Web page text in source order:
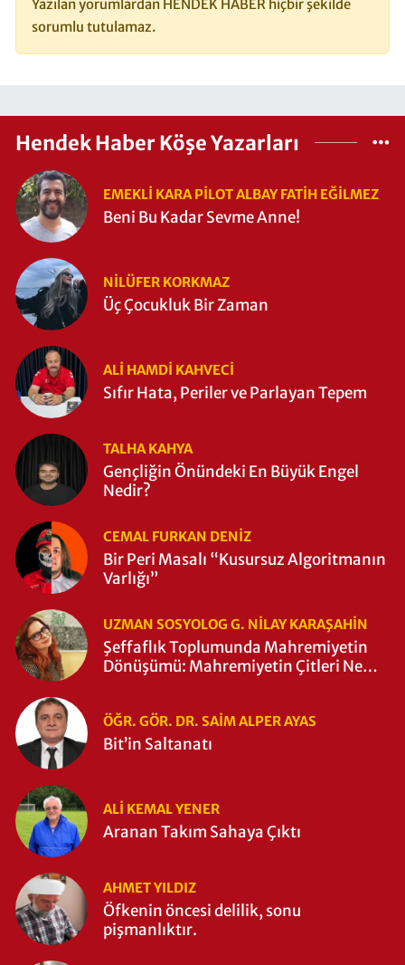
Yazılan yorumlardan HENDEK HABER hiçbir şekilde
sorumlu tutulamaz.
Hendek Haber Köşe Yazarları
EMEKLI KARA PILOT ALBAY FATIH EĞİLMEZ
Beni Bu Kadar Sevme Anne!
NILÜFER KORKMAZ
Üç Çocukluk Bir Zaman
ALI HAMDI KAHVECİ
Sıfır Hata, Periler ve Parlayan Tepem
TALHA KAHYA
Gençliğin Önündeki En Büyük Engel
Nedir?
CEMAL FURKAN DENİZ
Bir Peri Masalı “Kusursuz Algoritmanın
Varlığı”
UZMAN SOSYOLOG G. NILAY KARAŞAHİN
Şeffaflık Toplumunda Mahremiyetin
Dönüşümü: Mahremiyetin Çitleri Ne
ÖĞR. GÖR. DR. SAIM ALPER AYAS
Bit’in Saltanatı
ALI KEMAL YENER
Aranan Takım Sahaya Çıktı
AHMET YILDIZ
Öfkenin öncesi delilik, sonu
pişmanlıktır.